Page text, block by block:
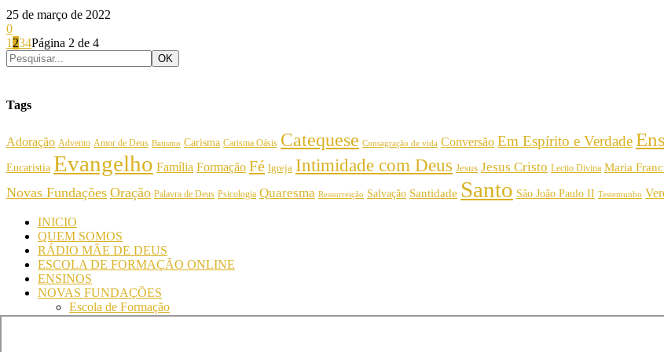
25 de março de 2022
0
1 234Página 2 de 4
Tags
Adoração Advento Amor de Deus Batismo Carisma Carisma Oásis Catequese Consagração de vida Conversão Em Espírito e Verdade
Eucaristia Evangelho Família Formação Fé Igreja Intimidade com Deus Jesus Jesus Cristo Lectio Divina Maria
Novas Fundações Oração Palavra de Deus Psicologia Quaresma Ressurreição Salvação Santidade Santo São João Paulo II Testemunho
INICIO
QUEM SOMOS
RÁDIO MÃE DE DEUS
ESCOLA DE FORMAÇÃO ONLINE
ENSINOS
NOVAS FUNDAÇÕES
Escola de Formação
Simpósio